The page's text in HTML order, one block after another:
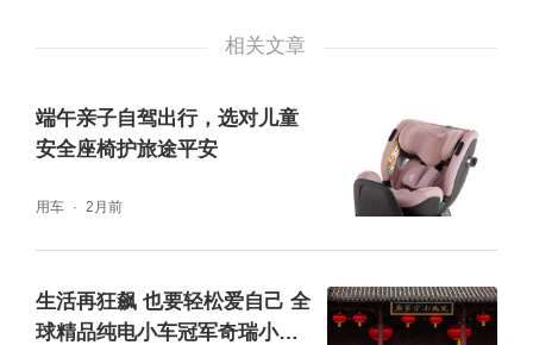
的笼式立体空间车身结构，车辆碰撞防护效果
提升30%~50%，满足C-NCAP五星安全标
准。在自驾外出的路途上遇到意外情况时，这
种仿生车身安全设计可以有效吸收碰撞产生的
到驾乘室的撞击力，以此最大限度保证你和家
人的人身安全。
相关文章
端午亲子自驾出行，选对儿童
安全座椅护旅途平安
用车 2月前
生活再狂飙 也要轻松爱自己 全
球精品纯电小车冠军奇瑞小蚂